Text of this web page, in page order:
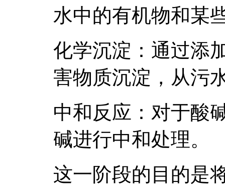
水中的有机物和某
化学沉淀：通过添
害物质沉淀，从污
中和反应：对于酸
碱进行中和处理。
这一阶段的目的是